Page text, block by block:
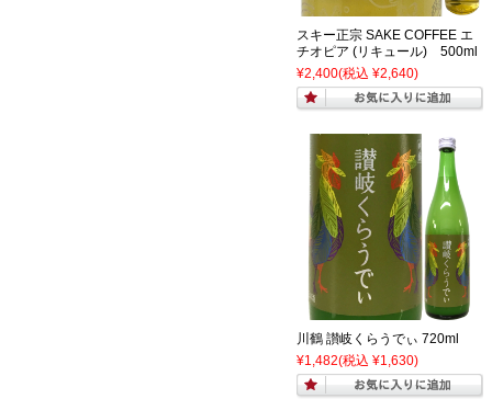
スキー正宗 SAKE COFFEE エ
チオピア (リキュール) 500ml
¥2,400(税込 ¥2,640)
川鶴 讃岐くらうでぃ 720ml
¥1,482(税込 ¥1,630)